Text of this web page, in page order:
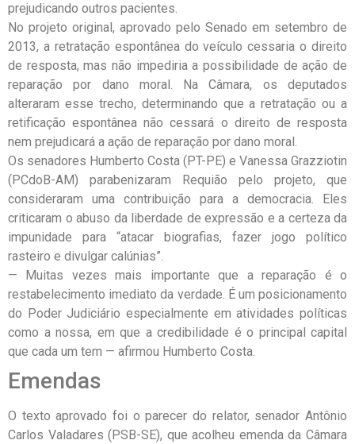
prejudicando outros pacientes.
No projeto original, aprovado pelo Senado em setembro de
2013, a retratação espontânea do veículo cessaria o direito
de resposta, mas não impediria a possibilidade de ação de
reparação por dano moral. Na Câmara, os deputados
alteraram esse trecho, determinando que a retratação ou a
retificação espontânea não cessará o direito de resposta
nem prejudicará a ação de reparação por dano moral.
Os senadores Humberto Costa (PT-PE) e Vanessa Grazziotin
(PCdoB-AM) parabenizaram Requião pelo projeto, que
consideraram uma contribuição para a democracia. Eles
criticaram o abuso da liberdade de expressão e a certeza da
impunidade para “atacar biografias, fazer jogo político
rasteiro e divulgar calúnias”.
— Muitas vezes mais importante que a reparação é o
restabelecimento imediato da verdade. É um posicionamento
do Poder Judiciário especialmente em atividades políticas
como a nossa, em que a credibilidade é o principal capital
que cada um tem — afirmou Humberto Costa.
Emendas
O texto aprovado foi o parecer do relator, senador Antônio
Carlos Valadares (PSB-SE), que acolheu emenda da Câmara